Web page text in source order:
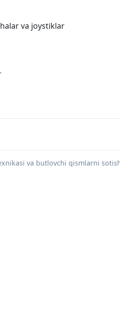
va joystiklar
va butlovchi qismlarni